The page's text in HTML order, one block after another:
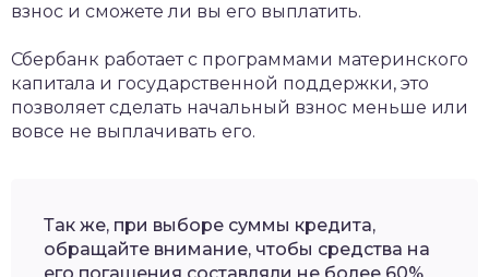
взнос и сможете ли вы его выплатить.
Сбербанк работает с программами материнского
капитала и государственной поддержки, это
позволяет сделать начальный взнос меньше или
вовсе не выплачивать его.
Так же, при выборе суммы кредита,
обращайте внимание, чтобы средства на